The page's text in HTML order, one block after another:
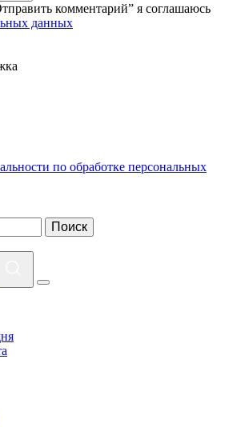
комментарий” я соглашаюсь
данных
по обработке персональных